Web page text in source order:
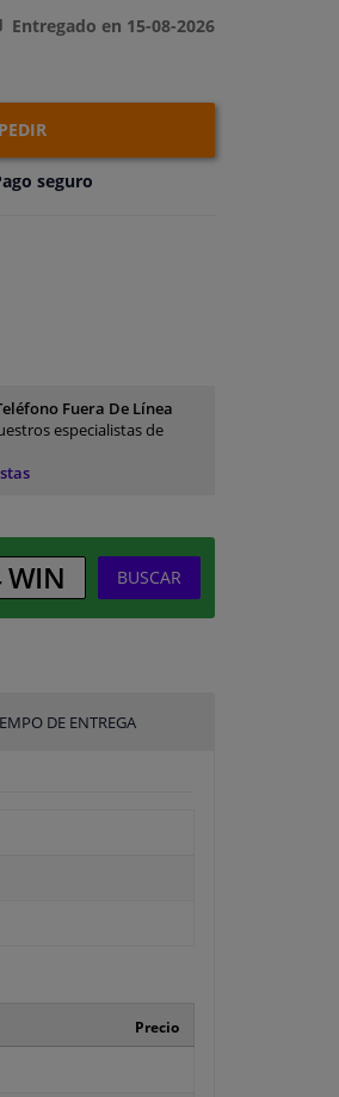
Entregado en 15-08-2026
PEDIR
seguro
Fuera De Línea
especialistas de
BUSCAR
DE ENTREGA
Precio